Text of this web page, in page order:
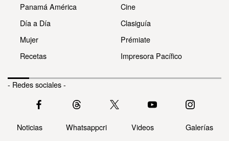
Panamá América
Día a Día
Mujer
Recetas
Cine
Clasiguía
Prémiate
Impresora Pacífico
- Redes sociales -
Noticias Whatsappcri Videos Galerías